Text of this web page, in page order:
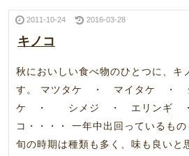
2011-10-24 2016-03-28
キノコ
秋においしい食べ物のひとつに、キ
す。 マツタケ ・ マイタケ ・
ケ ・ シメジ ・ エリンギ
コ・・・・ 一年中出回っているもの
旬の時期は種類も多く、味も良いと